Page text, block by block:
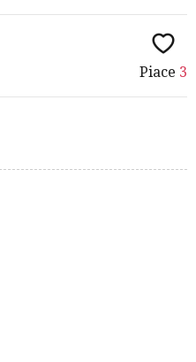
Piace 3